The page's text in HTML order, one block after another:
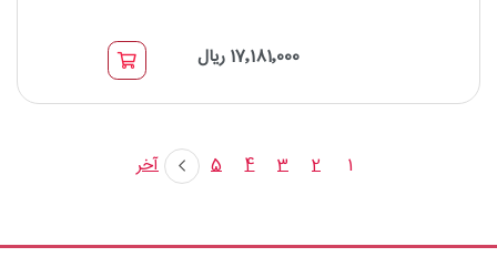
برند : Sandlight
نوع فیبر: OS2 9/125μm
17٬181٬000 ریال
1
2
3
4
5 آخر